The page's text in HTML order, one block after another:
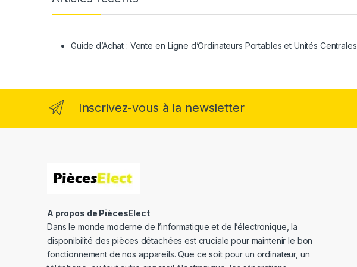
Guide d’Achat : Vente en Ligne d’Ordinateurs Portables et Unités Centrales
Inscrivez-vous à la newsletter
A propos de PiècesElect
Dans le monde moderne de l’informatique et de l’électronique, la
disponibilité des pièces détachées est cruciale pour maintenir le bon
fonctionnement de nos appareils. Que ce soit pour un ordinateur, un